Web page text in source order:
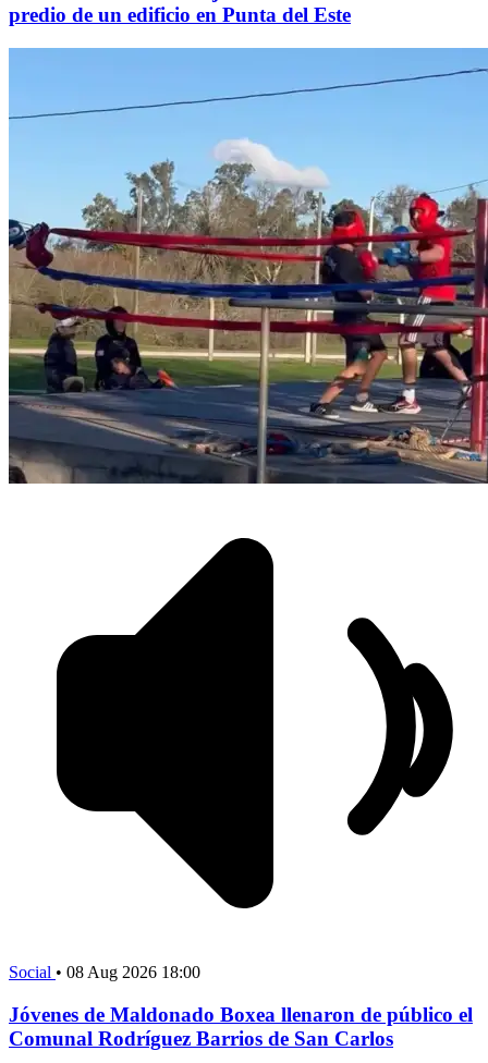
predio de un edificio en Punta del Este
Social • 08 Aug 2026 18:00
Jóvenes de Maldonado Boxea llenaron de público el
Comunal Rodríguez Barrios de San Carlos